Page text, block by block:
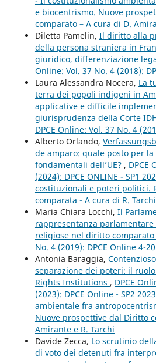
e biocentrismo. Nuove
comparato – A cura di D.
Diletta Pamelin, Il diritto alla
della persona straniera in
giuridico, differenziazione
Online: Vol. 37 No. 4 (2018):
Laura Alessandra Nocera, La
terra dei popoli indigeni in
applicative e difficile
giurisprudenza della Corte
DPCE Online: Vol. 37 No. 4
Alberto Orlando,
de amparo: quale posto per
fondamentali dell’UE? , DPCE
(2024): DPCE ONLINE - SP1
costituzionali e poteri politici.
comparata - A cura di R. Tarchi
Maria Chiara Locchi, Il
rappresentanza
religiose nel diritto comparato
No. 4 (2019): DPCE Online 4-
Antonia Baraggia,
separazione dei poteri: il
Rights Institutions , DPCE
(2023): DPCE Online - SP2
ambientale fra
Nuove prospettive dal Diritto
Amirante e R. Tarchi
Davide Zecca, Lo scrutinio
di voto dei detenuti fra